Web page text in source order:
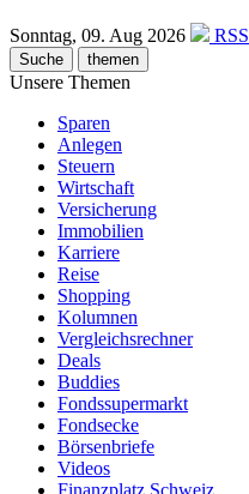
Sonntag, 09. Aug 2026 RSS
Suche themen
Unsere Themen
Sparen
Anlegen
Steuern
Wirtschaft
Versicherung
Immobilien
Karriere
Reise
Shopping
Kolumnen
Vergleichsrechner
Deals
Buddies
Fondssupermarkt
Fondsecke
Börsenbriefe
Videos
Finanzplatz Schweiz